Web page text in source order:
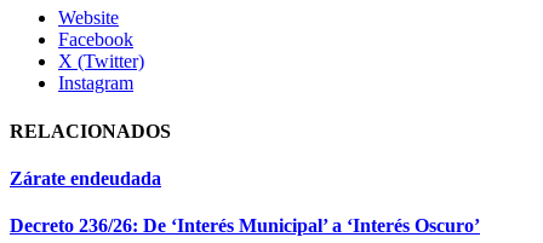
Website
Facebook
X (Twitter)
Instagram
RELACIONADOS
Zárate endeudada
Decreto 236/26: De ‘Interés Municipal’ a ‘Interés Oscuro’